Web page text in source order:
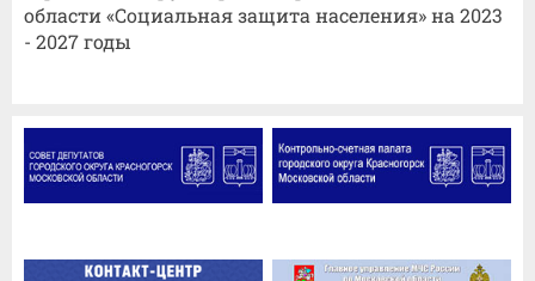
области «Социальная защита населения» на 2023
- 2027 годы